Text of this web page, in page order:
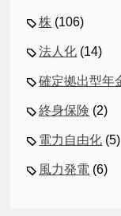
株 (106)
法人化 (14)
確定拠出型年
終身保険 (2)
電力自由化 (5)
風力発電 (6)